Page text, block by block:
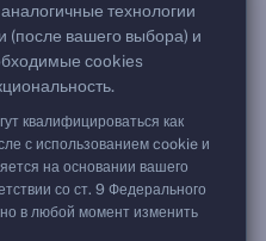
технологии
(после вашего выбора) и
cookies
квалифицироваться как
с использованием cookie и
на основании вашего
со ст. 9 Федерального
в любой момент изменить